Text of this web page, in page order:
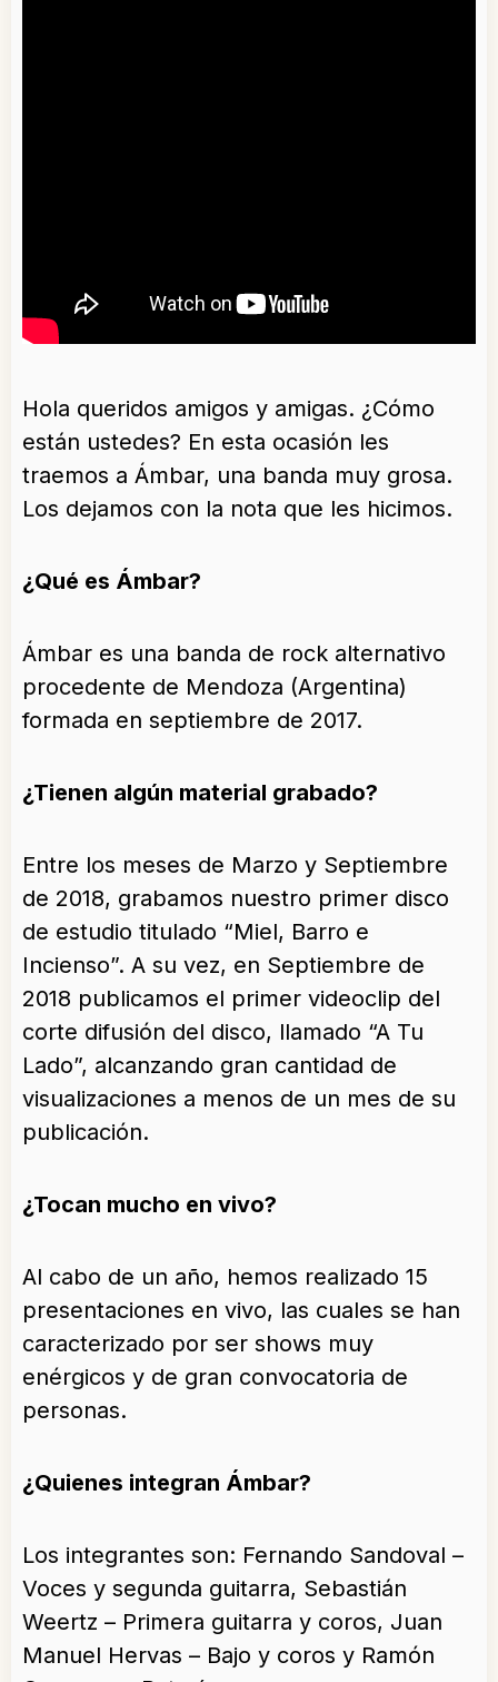
Hola queridos amigos y amigas. ¿Cómo
están ustedes? En esta ocasión les
traemos a Ámbar, una banda muy grosa.
Los dejamos con la nota que les hicimos.
¿Qué es Ámbar?
Ámbar es una banda de rock alternativo
procedente de Mendoza (Argentina)
formada en septiembre de 2017.
¿Tienen algún material grabado?
Entre los meses de Marzo y Septiembre
de 2018, grabamos nuestro primer disco
de estudio titulado “Miel, Barro e
Incienso”. A su vez, en Septiembre de
2018 publicamos el primer videoclip del
corte difusión del disco, llamado “A Tu
Lado”, alcanzando gran cantidad de
visualizaciones a menos de un mes de su
publicación.
¿Tocan mucho en vivo?
Al cabo de un año, hemos realizado 15
presentaciones en vivo, las cuales se han
caracterizado por ser shows muy
enérgicos y de gran convocatoria de
personas.
¿Quienes integran Ámbar?
Los integrantes son: Fernando Sandoval –
Voces y segunda guitarra, Sebastián
Weertz – Primera guitarra y coros, Juan
Manuel Hervas – Bajo y coros y Ramón